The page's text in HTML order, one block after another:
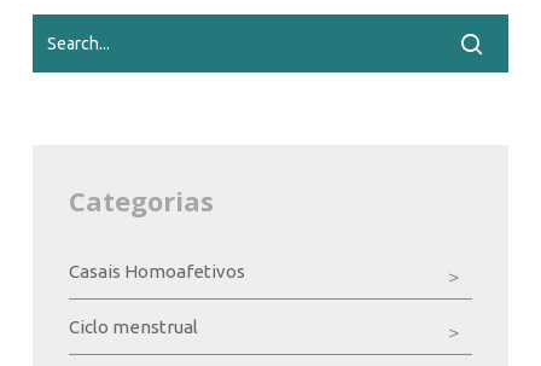
Categorias
Casais Homoafetivos
Ciclo menstrual